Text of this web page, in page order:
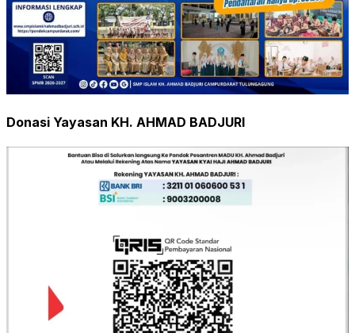
Donasi Yayasan KH. AHMAD BADJURI